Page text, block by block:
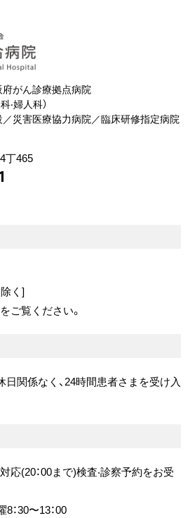
がん診療拠点病院
‧婦⼈科）
災害医療協⼒病院／臨床研修指定病院
丁465
く]
ご覧ください。
⽇関係なく、24時間患者さまを受け⼊
応(20：00まで)検査‧診察予約をお受
：30〜13：00